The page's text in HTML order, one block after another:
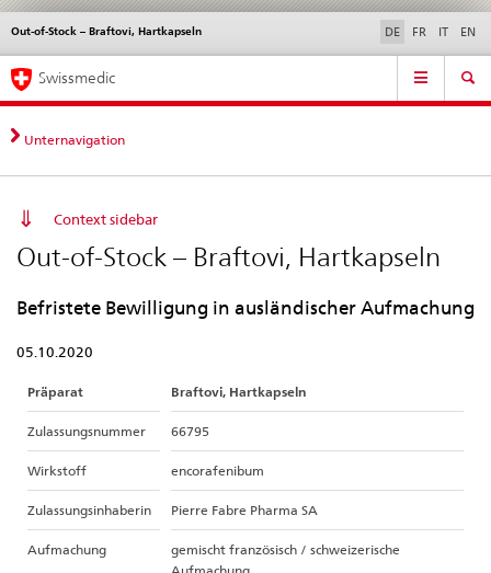
Direktnavigation
News,
Rechtsgrundlagen,
Kontakt
News & Updates Kontakt | Support & Hilfe
Out-of-Stock – Braftovi, Hartkapseln
Sprachwahl DE FR IT EN
Service
Hauptnavigation
Swissmedic
Unternavigation
Context sidebar
Out-of-Stock – Braftovi, Hartkapseln
Befristete Bewilligung in ausländischer Aufmachung
05.10.2020
Präparat Braftovi, Hartkapseln
Zulassungsnummer 66795
Wirkstoff encorafenibum
Zulassungsinhaberin Pierre Fabre Pharma SA
Aufmachung
gemischt französisch / schweizerische